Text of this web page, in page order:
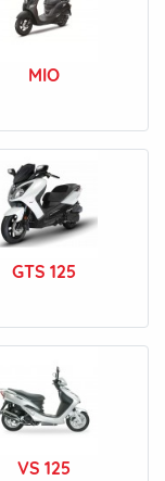
MIO
GTS 125
VS 125